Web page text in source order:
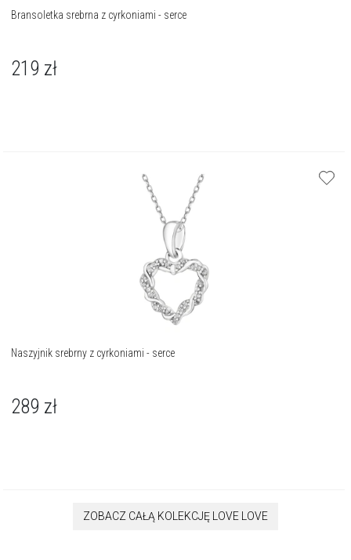
Bransoletka srebrna z cyrkoniami - serce
219 zł
Naszyjnik srebrny z cyrkoniami - serce
289 zł
ZOBACZ CAŁĄ KOLEKCJĘ LOVE LOVE